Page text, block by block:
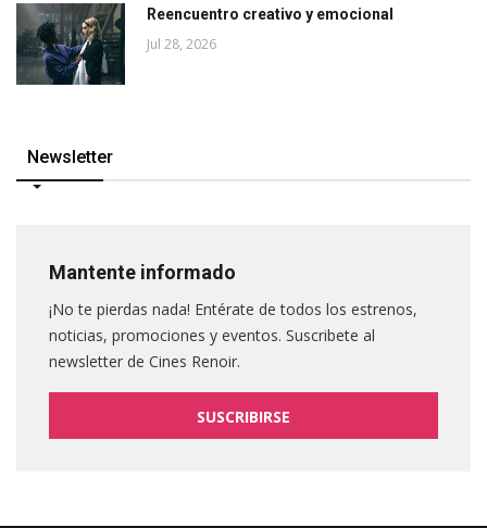
Reencuentro creativo y emocional
Jul 28, 2026
Newsletter
Mantente informado
¡No te pierdas nada! Entérate de todos los estrenos,
noticias, promociones y eventos. Suscribete al
newsletter de Cines Renoir.
SUSCRIBIRSE